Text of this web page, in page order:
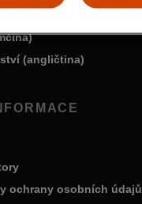
(angličtina)
ochrany osobních údajů